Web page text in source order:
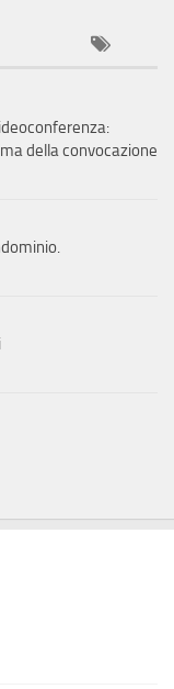
della convocazione